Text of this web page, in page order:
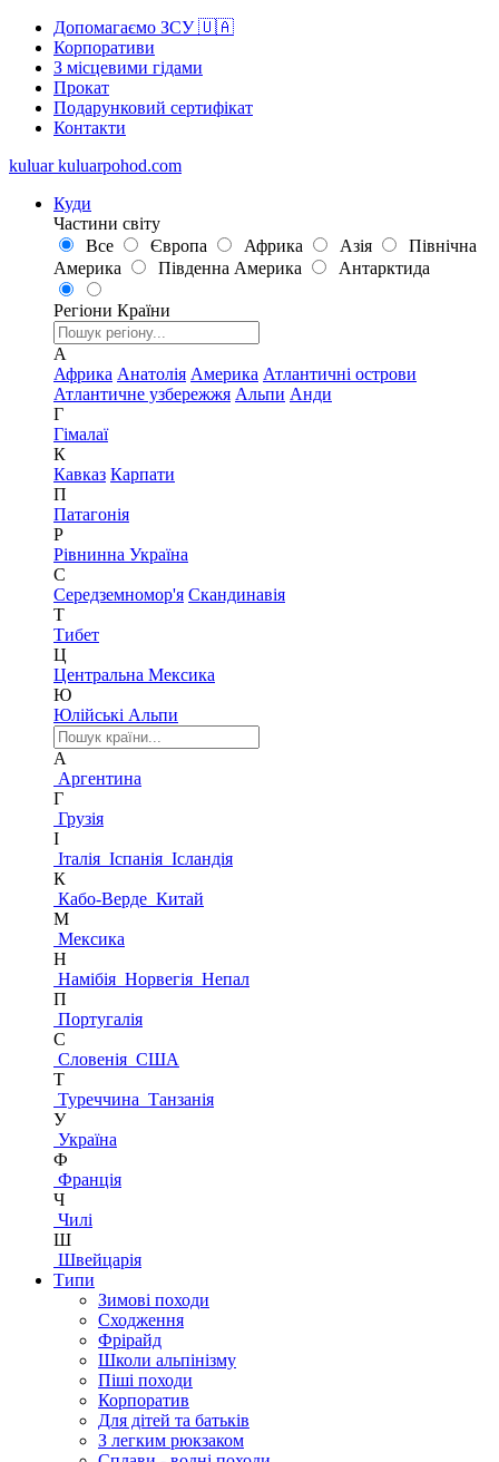
Допомагаємо ЗСУ 🇺🇦
Корпоративи
З місцевими гідами
Прокат
Подарунковий сертифікат
Контакти
kuluar kuluarpohod.com
Куди
Частини світу
Все
Європа Африка Азія
Північна
Америка
Південна Америка Антарктида
Регіони Країни
А
Африка Анатолія Америка Атлантичні острови
Атлантичне узбережжя Альпи Анди
Г
Гімалаї
К
Кавказ Карпати
П
Патагонія
Р
Рівнинна Україна
С
Середземномор'я Скандинавія
Т
Тибет
Ц
Центральна Мексика
Ю
Юлійські Альпи
А
Аргентина
Г
Грузія
І
Італія Іспанія Ісландія
К
Кабо-Верде Китай
М
Мексика
Н
Намібія Норвегія Непал
П
Португалія
С
Словенія США
Т
Туреччина Танзанія
У
Україна
Ф
Франція
Ч
Чилі
Ш
Швейцарія
Типи
Зимові походи
Сходження
Фрірайд
Школи альпінізму
Піші походи
Корпоратив
Для дітей та батьків
З легким рюкзаком